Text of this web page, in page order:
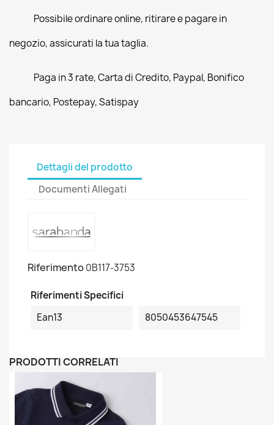
Possibile ordinare online, ritirare e pagare in
negozio, assicurati la tua taglia.
Paga in 3 rate, Carta di Credito, Paypal, Bonifico
bancario, Postepay, Satispay
Dettagli del prodotto
Documenti Allegati
Riferimento0B117-3753
Riferimenti Specifici
Ean13
8050453647545
PRODOTTI CORRELATI